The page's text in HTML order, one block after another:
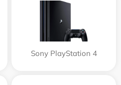
Sony PlayStation 4